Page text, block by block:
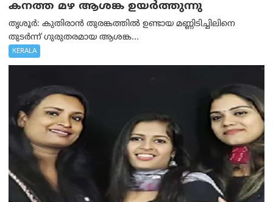
കനത്ത മഴ ആശങ്ക ഉയർത്തുന്നു
തൃശൂർ: കുതിരാൻ തുരങ്കത്തിൽ ഉണ്ടായ മണ്ണിടിച്ചിലിനെ
തുടർന്ന് ഗുരുതരമായ ആശങ്ക...
KERALA